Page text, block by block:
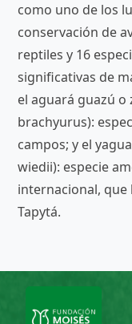
como uno de los
conservación de
reptiles y 16
significativas de
el aguará guazú
brachyurus):
campos; y el
wiedii): especie
internacional,
Tapytá.